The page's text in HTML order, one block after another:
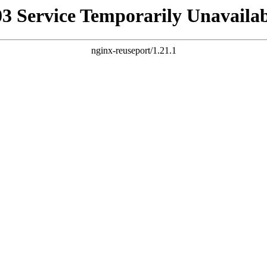
Service Temporarily
nginx-reuseport/1.21.1